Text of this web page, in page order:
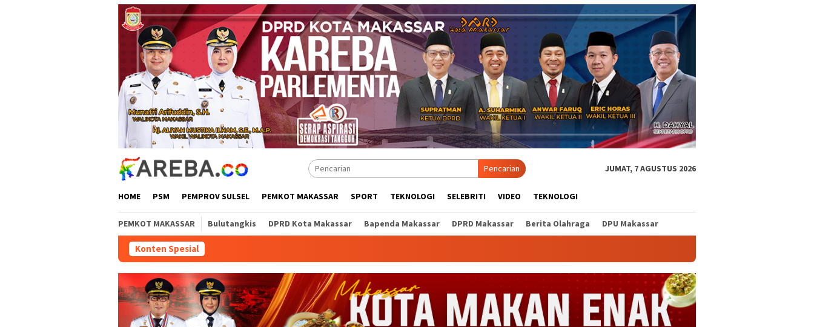
Pencarian JUMAT, 7 AGUSTUS 2026
HOME PSM PEMPROV SULSEL PEMKOT MAKASSAR SPORT TEKNOLOGI SELEBRITI VIDEO TEKNOLOGI
PEMKOT MAKASSAR Bulutangkis DPRD Kota Makassar Bapenda Makassar DPRD Makassar Berita Olahraga DPU Makassar
Konten Spesial